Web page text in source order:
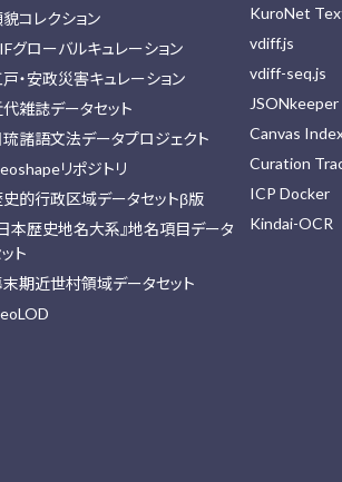
コレクション
グローバルキュレーション
・安政災害キュレーション
雑誌データセット
諸語文法データプロジェクト
リポジトリ
的行政区域データセットβ版
本歴史地名大系』地名項目データ
ト
期近世村領域データセット
KuroNet
vdiff.js
vdiff-seq.js
JSONkeeper
Canvas
Curation
ICP Docker
Kindai-OCR